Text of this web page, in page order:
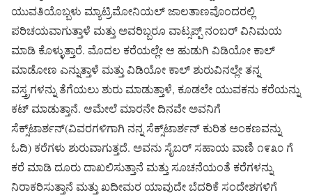
ಯುವತಿಯೊಬ್ಬಳು ಮ್ಯಾಟ್ರಿಮೋನಿಯಲ್ ಜಾಲತಾಣವೊಂದರಲ್ಲಿ
ಪರಿಚಯವಾಗುತ್ತಾಳೆ ಮತ್ತು ಅವರಿಬ್ಬರೂ ವಾಟ್ಸಪ್ಪ್ ನಂಬರ್ ವಿನಿಮಯ
ಮಾಡಿ ಕೊಳ್ಳುತ್ತಾರೆ. ಮೊದಲ ಕರೆಯಲ್ಲೇ ಆ ಹುಡುಗಿ ವಿಡಿಯೋ ಕಾಲ್
ಮಾಡೋಣ ಎನ್ನುತ್ತಾಳೆ ಮತ್ತು ವಿಡಿಯೋ ಕಾಲ್ ಶುರುವಿನಲ್ಲೇ ತನ್ನ
ವಸ್ತ್ರಗಳನ್ನು ತೆಗೆಯಲು ಶುರು ಮಾಡುತ್ತಾಳೆ, ಕೂಡಲೇ ಯುವಕನು ಕರೆಯನ್ನು
ಕಟ್ ಮಾಡುತ್ತಾನೆ. ಆಮೇಲೆ ಮಾರನೇ ದಿನವೇ ಅವನಿಗೆ
ಸೆಕ್ಸ್‌ಟಾರ್ಶನ್(ವಿವರಗಳಿಗಾಗಿ ನನ್ನ ಸೆಕ್ಸ್‌ಟಾರ್ಶನ್ ಕುರಿತ ಅಂಕಣವನ್ನು
ಓದಿ) ಕರೆಗಳು ಶುರುವಾಗುತ್ತದೆ. ಅವನು ಸೈಬರ್ ಸಹಾಯ ವಾಣಿ ೧೯೩೦ ಗೆ
ಕರೆ ಮಾಡಿ ದೂರು ದಾಖಲಿಸುತ್ತಾನೆ ಮತ್ತು ಸೂಚನೆಯಂತೆ ಕರೆಗಳನ್ನು
ನಿರಾಕರಿಸುತ್ತಾನೆ ಮತ್ತು ಖದೀಮರ ಯಾವುದೇ ಬೆದರಿಕೆ ಸಂದೇಶಗಳಿಗೆ